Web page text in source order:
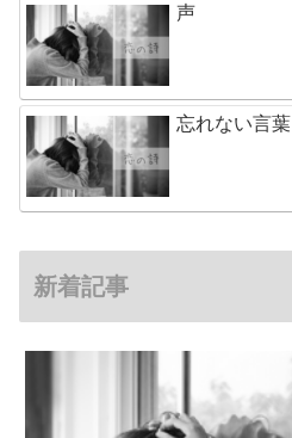
声
忘れない言葉
新着記事